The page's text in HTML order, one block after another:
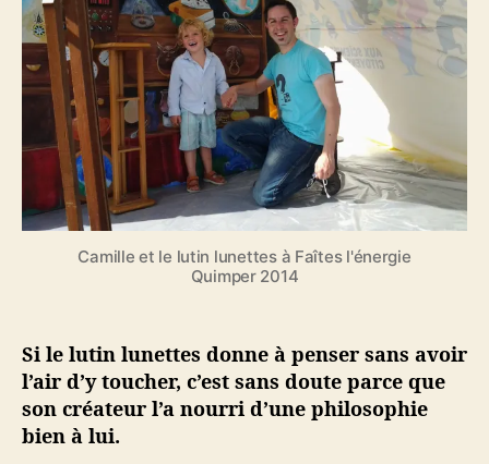
’
a
c
l
e
r
t
c
e
p
é
r
e
n
c
e
s
s
p
a
c
u
Camille et le lutin lunettes à Faîtes l'énergie
Quimper 2014
Si le lutin lunettes donne à penser sans avoir
l’air d’y toucher, c’est sans doute parce que
son créateur l’a nourri d’une philosophie
bien à lui.